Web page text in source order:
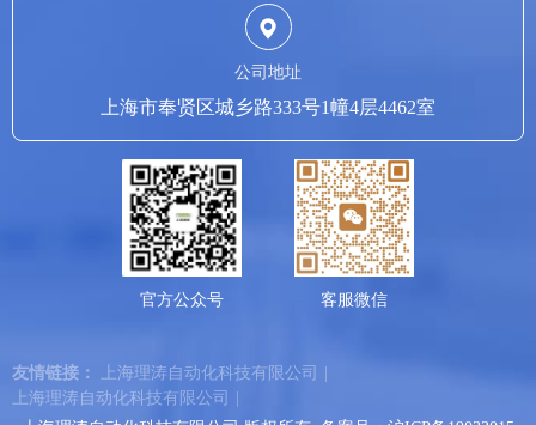
公司地址
上海市奉贤区城乡路333号1幢4层4462室
官方公众号 客服微信
友情链接： 上海理涛自动化科技有限公司
上海理涛自动化科技有限公司